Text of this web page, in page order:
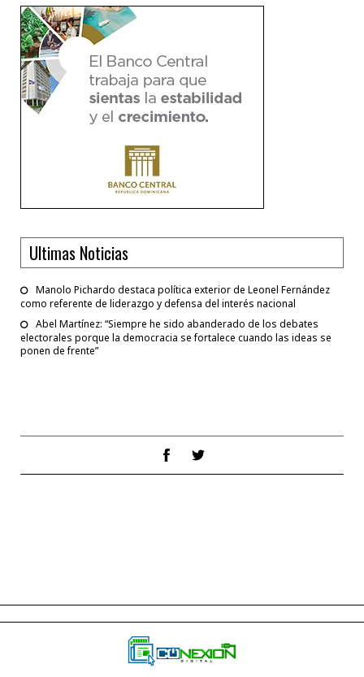
Ultimas Noticias
Manolo Pichardo destaca política exterior de Leonel Fernández
como referente de liderazgo y defensa del interés nacional
Abel Martínez: “Siempre he sido abanderado de los debates
electorales porque la democracia se fortalece cuando las ideas se
ponen de frente”